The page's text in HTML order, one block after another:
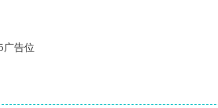
广告位